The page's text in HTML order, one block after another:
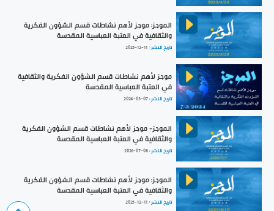
الموجز: موجز لأهم نشاطات قسم الشؤون الفكرية
والثقافية في العتبة العباسية المقدسة
تاريخ النشر : 2025-12-11
موجز لأهم نشاطات قسم الشؤون الفكرية والثقافية
في العتبة العباسية المقدسة
تاريخ النشر :2024-03-07
الموجز- موجز لأهم نشاطات قسم الشؤون الفكرية
والثقافية في العتبة العباسية المقدسة
تاريخ النشر :2026-07-08
الموجز: موجز لأهم نشاطات قسم الشؤون الفكرية
والثقافية في العتبة العباسية المقدسة
تاريخ النشر : 2025-12-11